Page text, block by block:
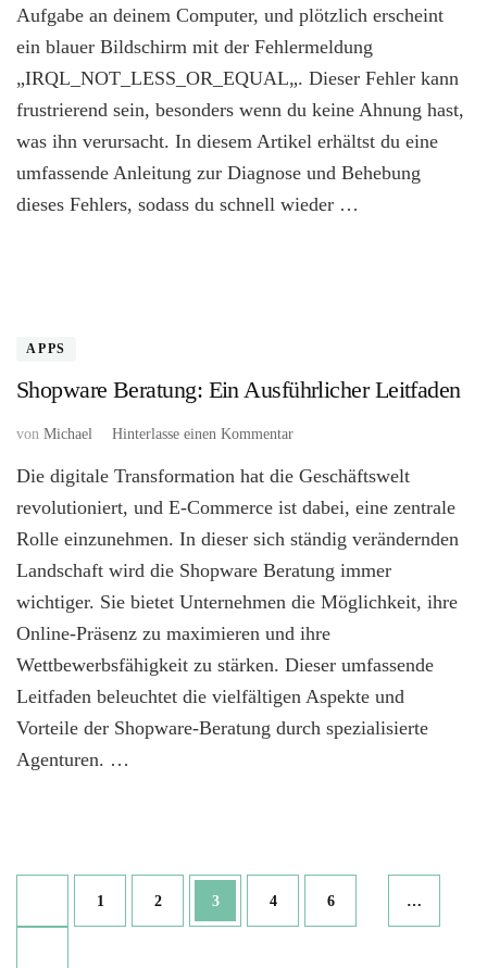
beheben
gemacht
Aufgabe an deinem Computer, und plötzlich erscheint
ein blauer Bildschirm mit der Fehlermeldung
„IRQL_NOT_LESS_OR_EQUAL„. Dieser Fehler kann
frustrierend sein, besonders wenn du keine Ahnung hast,
was ihn verursacht. In diesem Artikel erhältst du eine
umfassende Anleitung zur Diagnose und Behebung
dieses Fehlers, sodass du schnell wieder …
APPS
Shopware Beratung: Ein Ausführlicher Leitfaden
von Michael Hinterlasse einen Kommentarzu
Beratung:
Ein
Leitfaden
Die digitale Transformation hat die Geschäftswelt
revolutioniert, und E-Commerce ist dabei, eine zentrale
Rolle einzunehmen. In dieser sich ständig verändernden
Landschaft wird die Shopware Beratung immer
wichtiger. Sie bietet Unternehmen die Möglichkeit, ihre
Online-Präsenz zu maximieren und ihre
Wettbewerbsfähigkeit zu stärken. Dieser umfassende
Leitfaden beleuchtet die vielfältigen Aspekte und
Vorteile der Shopware-Beratung durch spezialisierte
Agenturen. …
Seitennummerierung
der
Seite
1 Seite
2 Seite
3 Seite
4 …
Seite
6